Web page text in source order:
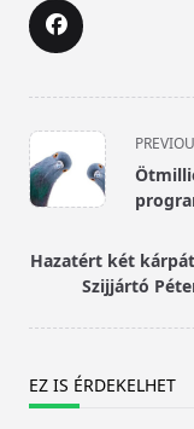
<span
class="nav-
subtitle
reader-
text">Page</
Hazatért két
Szijjártó
EZ IS ÉRDEKELHET